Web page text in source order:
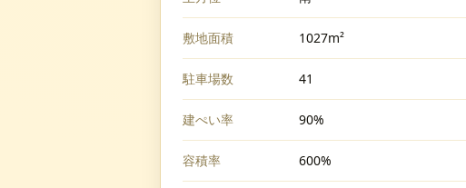
敷地面積 1027m²
駐車場数 41
建ぺい率 90%
容積率 600%